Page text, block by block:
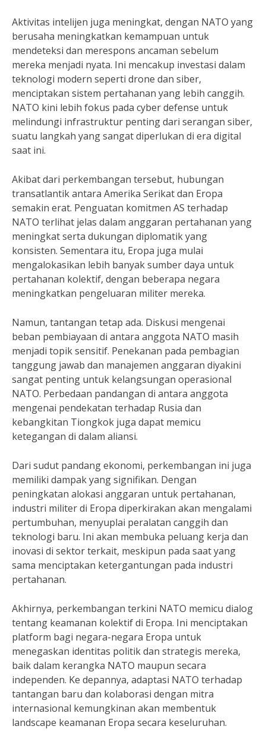
Aktivitas intelijen juga meningkat, dengan NATO yang
berusaha meningkatkan kemampuan untuk
mendeteksi dan merespons ancaman sebelum
mereka menjadi nyata. Ini mencakup investasi dalam
teknologi modern seperti drone dan siber,
menciptakan sistem pertahanan yang lebih canggih.
NATO kini lebih fokus pada cyber defense untuk
melindungi infrastruktur penting dari serangan siber,
suatu langkah yang sangat diperlukan di era digital
saat ini.
Akibat dari perkembangan tersebut, hubungan
transatlantik antara Amerika Serikat dan Eropa
semakin erat. Penguatan komitmen AS terhadap
NATO terlihat jelas dalam anggaran pertahanan yang
meningkat serta dukungan diplomatik yang
konsisten. Sementara itu, Eropa juga mulai
mengalokasikan lebih banyak sumber daya untuk
pertahanan kolektif, dengan beberapa negara
meningkatkan pengeluaran militer mereka.
Namun, tantangan tetap ada. Diskusi mengenai
beban pembiayaan di antara anggota NATO masih
menjadi topik sensitif. Penekanan pada pembagian
tanggung jawab dan manajemen anggaran diyakini
sangat penting untuk kelangsungan operasional
NATO. Perbedaan pandangan di antara anggota
mengenai pendekatan terhadap Rusia dan
kebangkitan Tiongkok juga dapat memicu
ketegangan di dalam aliansi.
Dari sudut pandang ekonomi, perkembangan ini juga
memiliki dampak yang signifikan. Dengan
peningkatan alokasi anggaran untuk pertahanan,
industri militer di Eropa diperkirakan akan mengalami
pertumbuhan, menyuplai peralatan canggih dan
teknologi baru. Ini akan membuka peluang kerja dan
inovasi di sektor terkait, meskipun pada saat yang
sama menciptakan ketergantungan pada industri
pertahanan.
Akhirnya, perkembangan terkini NATO memicu dialog
tentang keamanan kolektif di Eropa. Ini menciptakan
platform bagi negara-negara Eropa untuk
menegaskan identitas politik dan strategis mereka,
baik dalam kerangka NATO maupun secara
independen. Ke depannya, adaptasi NATO terhadap
tantangan baru dan kolaborasi dengan mitra
internasional kemungkinan akan membentuk
landscape keamanan Eropa secara keseluruhan.